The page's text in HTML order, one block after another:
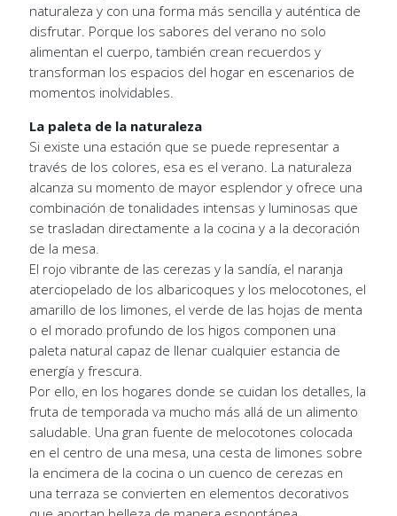
naturaleza y con una forma más sencilla y auténtica de
disfrutar. Porque los sabores del verano no solo
alimentan el cuerpo, también crean recuerdos y
transforman los espacios del hogar en escenarios de
momentos inolvidables.
La paleta de la naturaleza
Si existe una estación que se puede representar a
través de los colores, esa es el verano. La naturaleza
alcanza su momento de mayor esplendor y ofrece una
combinación de tonalidades intensas y luminosas que
se trasladan directamente a la cocina y a la decoración
de la mesa.
El rojo vibrante de las cerezas y la sandía, el naranja
aterciopelado de los albaricoques y los melocotones, el
amarillo de los limones, el verde de las hojas de menta
o el morado profundo de los higos componen una
paleta natural capaz de llenar cualquier estancia de
energía y frescura.
Por ello, en los hogares donde se cuidan los detalles, la
fruta de temporada va mucho más allá de un alimento
saludable. Una gran fuente de melocotones colocada
en el centro de una mesa, una cesta de limones sobre
la encimera de la cocina o un cuenco de cerezas en
una terraza se convierten en elementos decorativos